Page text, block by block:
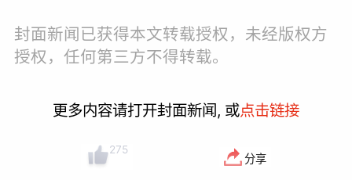
封面新闻已获得本文转载授权，未经版权方
授权，任何第三方不得转载。
更多内容请打开封面新闻, 或点击链接
275
分享